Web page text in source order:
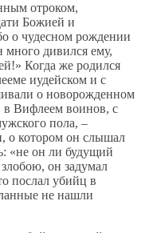
отроком,
Божией и
о чудесном рождении
дивился ему,
Когда же родился
иудейском и с
о новорожденном
в Вифлеем воинов, с
пола, –
о котором он слышал
«не он ли будущий
он задумал
послал убийц в
не нашли